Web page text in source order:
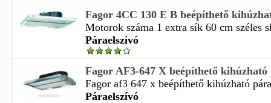
Fagor 4CC 130 E B beépíthető
Motorok száma 1 extra sík 60 cm széles
Páraelszívó
Fagor AF3-647 X beépíthető kihúzható
Fagor af3 647 x beépíthető kihúzható
Páraelszívó